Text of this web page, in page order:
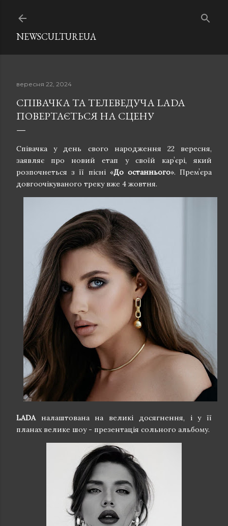
NEWSCULTUREUA
вересня 22, 2024
СПІВАЧКА ТА ТЕЛЕВЕДУЧА LADA
ПОВЕРТАЄТЬСЯ НА СЦЕНУ
Співачка у день свого народження 22 вересня,
заявляє про новий етап у своїй карʼєрі, який
розпочнеться з її пісні «До останнього». Премʼєра
довгоочікуваного треку вже 4 жовтня.
LADAналаштована на великі досягнення, і у її
планах велике шоу - презентація сольного альбому.